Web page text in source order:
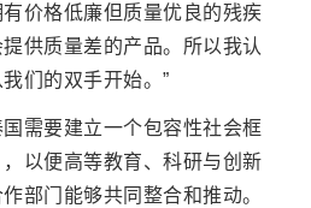
价格低廉但质量优良的残疾
供质量差的产品。所以我认
们的双手开始。”
需要建立一个包容性社会框
以便高等教育、科研与创新
部门能够共同整合和推动。